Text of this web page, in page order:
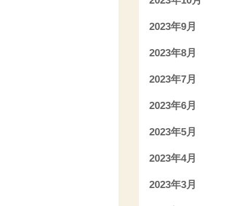
2023年9月
2023年8月
2023年7月
2023年6月
2023年5月
2023年4月
2023年3月